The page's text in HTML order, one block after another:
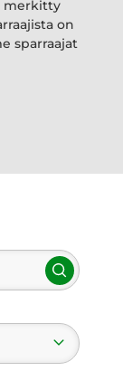
merkitty
on
sparraajat
Hae